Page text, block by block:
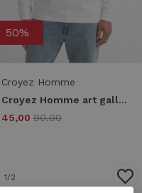
50%
Croyez Homme
Croyez Homme art gallery longsleeve cra30026055 Longsleeves 40001 white
45,00 90,00
1/2